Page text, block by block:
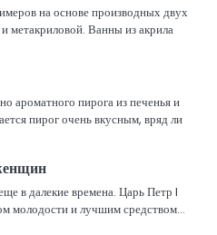
на основе производных двух
метакриловой. Ванны из акрила
ароматного пирога из печенья и
пирог очень вкусным, вряд ли
в далекие времена. Царь Петр I
молодости и лучшим средством…